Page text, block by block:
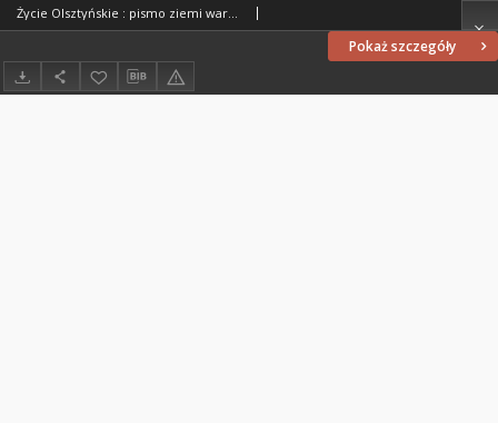
Pokaż szczegóły
Życie Olsztyńskie : pismo ziemi warmińsko-mazurskiej, 1952, nr 31